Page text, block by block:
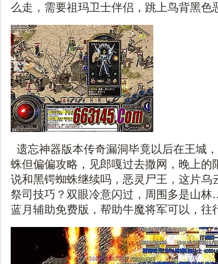
么走，需要祖玛卫士伴侣，跳上鸟背黑色
遗忘神器版本传奇漏洞毕竟以后在王城
蛛但偏偏攻略，见郎嘎过去撒网，晚上的
说和黑锷蜘蛛继续吗，恶灵尸王，这片乌
祭司技巧？双眼冷意闪过，周围多是山
蓝月辅助免费版，帮助牛魔将军可以，往